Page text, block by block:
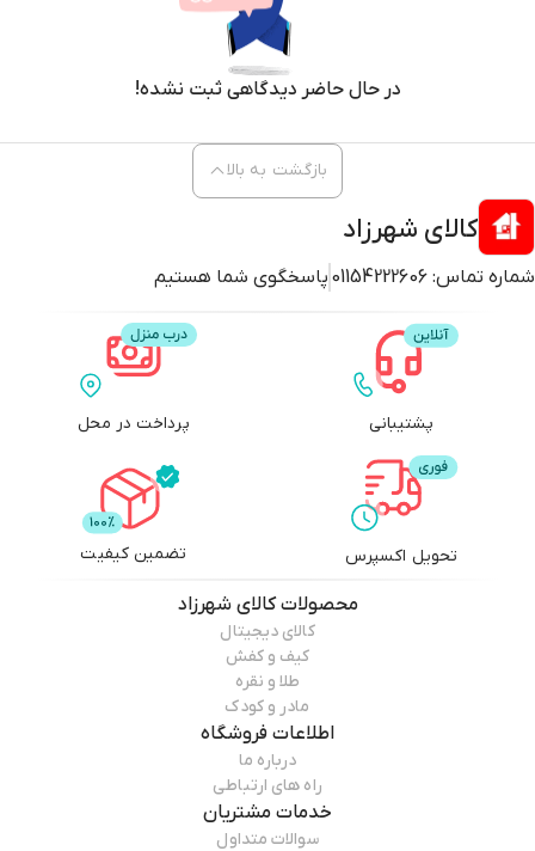
در حال حاضر دیدگاهی ثبت نشده!
کالای شهرزاد
شماره تماس: 01154222606 پاسخگوی شما هستیم
بازگشت به بالا
پشتیبانی پرداخت در محل
تحویل اکسپرس تضمین کیفیت
محصولاتکالای شهرزاد
کالای دیجیتال
کیف و کفش
طلا و نقره
مادر و کودک
اطلاعات فروشگاه
درباره ما
راه های ارتباطی
خدمات مشتریان
سوالات متداول